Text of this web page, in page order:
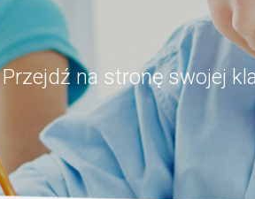
Przejdź na stronę swojej